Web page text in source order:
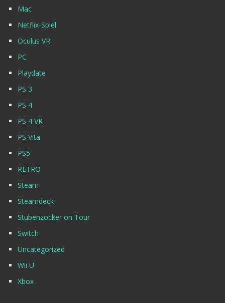
Mac
Netflix-Spiel
Oculus VR
PC
Playdate
PS 3
PS 4
PS 4 VR
PS Vita
PS5
RETRO
Steam
Steamdeck
Stubenzocker on Tour
Switch
Uncategorized
Wii U
Xbox